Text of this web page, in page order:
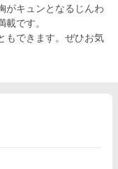
がキュンとなるじんわ
です。
もできます。ぜひお気